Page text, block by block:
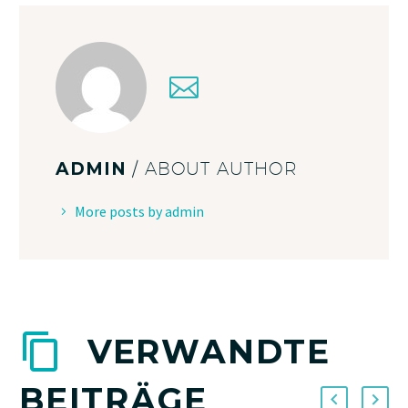
ADMIN / ABOUT AUTHOR
More posts by admin
VERWANDTE
BEITRÄGE